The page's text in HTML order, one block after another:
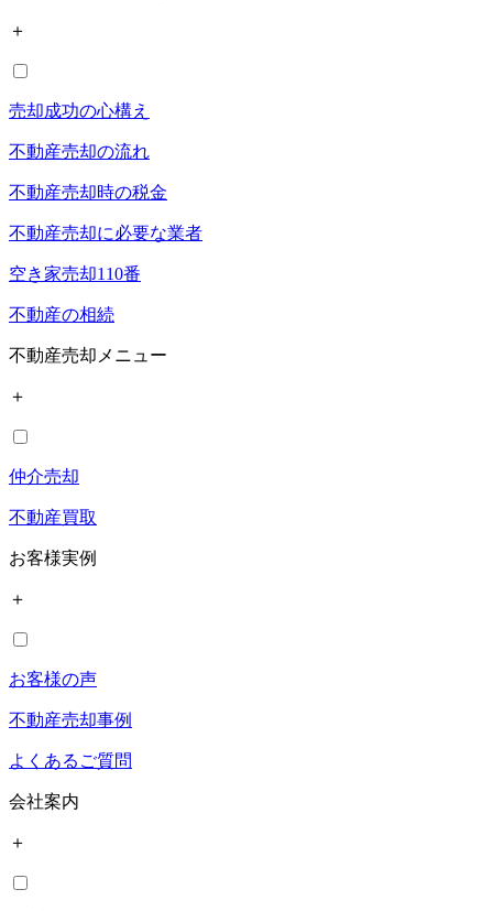
＋
売却成功の心構え
不動産売却の流れ
不動産売却時の税金
不動産売却に必要な業者
空き家売却110番
不動産の相続
不動産売却メニュー
＋
仲介売却
不動産買取
お客様実例
＋
お客様の声
不動産売却事例
よくあるご質問
会社案内
＋